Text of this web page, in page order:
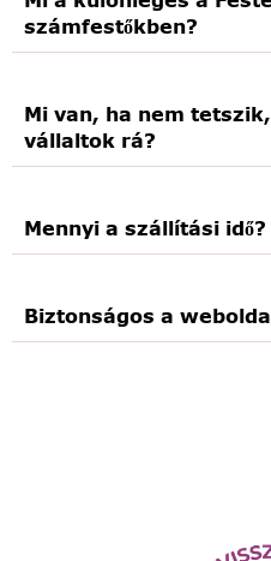
számfestőkben?
Mi van, ha nem
vállaltok rá?
Mennyi a szállítási idő?
Biztonságos a